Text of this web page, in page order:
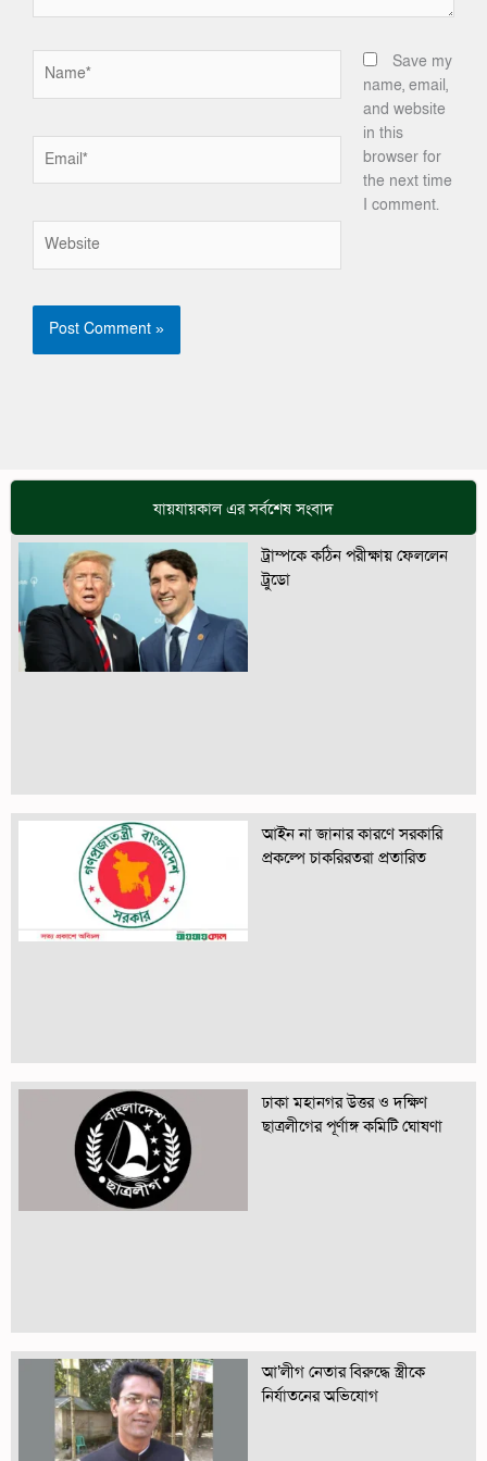
Save my
name, email,
and website
in this
browser for
the next time
I comment.
যায়যায়কাল এর সর্বশেষ সংবাদ
ট্রাম্পকে কঠিন পরীক্ষায় ফেললেন
ট্রুডো
আইন না জানার কারণে সরকারি
প্রকল্পে চাকরিরতরা প্রতারিত
ঢাকা মহানগর উত্তর ও দক্ষিণ
ছাত্রলীগের পূর্ণাঙ্গ কমিটি ঘোষণা
আ’লীগ নেতার বিরুদ্ধে স্ত্রীকে
নির্যাতনের অভিযোগ